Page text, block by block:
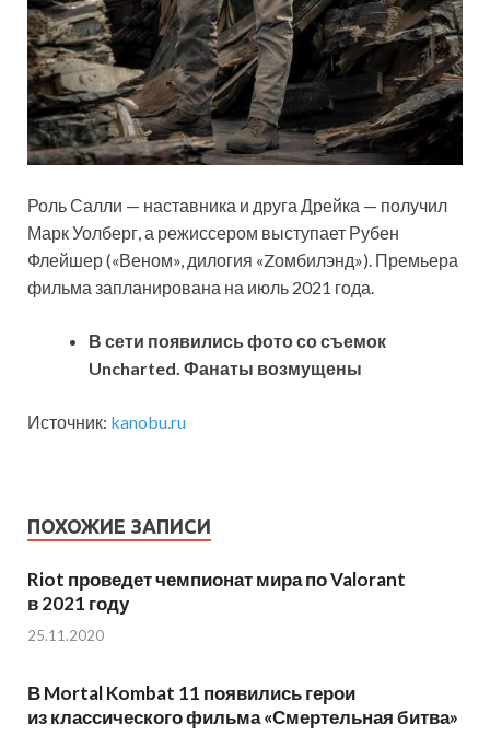
Роль Салли — наставника и друга Дрейка — получил
Марк Уолберг, а режиссером выступает Рубен
Флейшер («Веном», дилогия «Zомбилэнд»). Премьера
фильма запланирована на июль 2021 года.
В сети появились фото со съемок
Uncharted. Фанаты возмущены
Источник: kanobu.ru
ПОХОЖИЕ ЗАПИСИ
Riot проведет чемпионат мира по Valorant
в 2021 году
25.11.2020
В Mortal Kombat 11 появились герои
из классического фильма «Смертельная битва»